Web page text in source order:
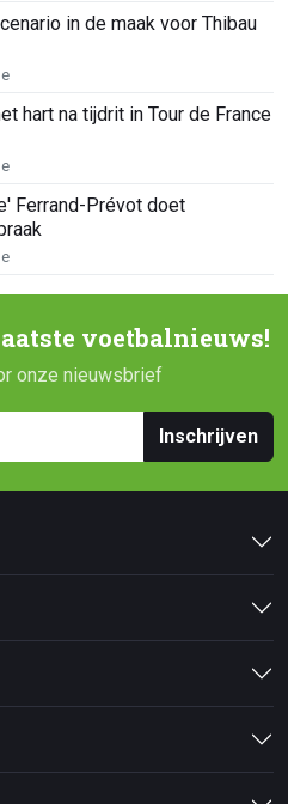
in de maak voor Thibau
hart na tijdrit in Tour de France
Ferrand-Prévot doet
voetbalnieuws!
onze nieuwsbrief
Inschrijven